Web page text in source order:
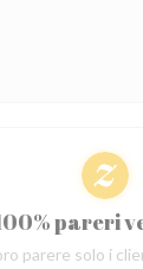
pareri
parere solo i